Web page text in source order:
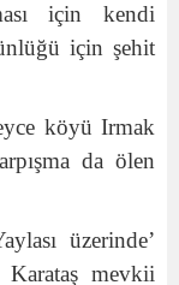
için kendi
için şehit
köyü Irmak
da ölen
üzerinde’
Karataş mevkii